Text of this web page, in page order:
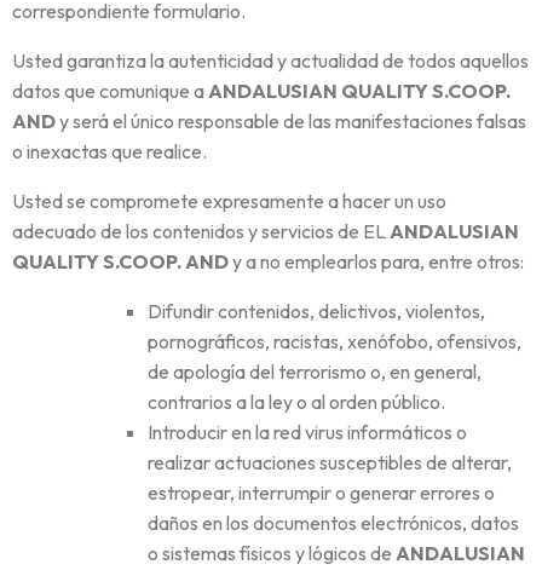
correspondiente formulario.
Usted garantiza la autenticidad y actualidad de todos aquellos
datos que comunique aANDALUSIAN QUALITY S.COOP.
ANDy será el único responsable de las manifestaciones falsas
o inexactas que realice.
Usted se compromete expresamente a hacer un uso
adecuado de los contenidos y servicios de ELANDALUSIAN
QUALITY S.COOP. ANDy a no emplearlos para, entre otros:
Difundir contenidos, delictivos, violentos,
pornográficos, racistas, xenófobo, ofensivos,
de apología del terrorismo o, en general,
contrarios a la ley o al orden público.
Introducir en la red virus informáticos o
realizar actuaciones susceptibles de alterar,
estropear, interrumpir o generar errores o
daños en los documentos electrónicos, datos
o sistemas físicos y lógicos de ANDALUSIAN